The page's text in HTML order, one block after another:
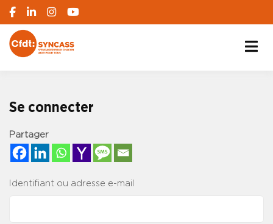
Se connecter
Partager
Identifiant ou adresse e-mail